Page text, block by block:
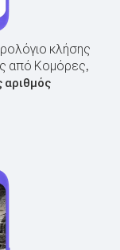
κλήσης
από Κομόρες,
αριθμός